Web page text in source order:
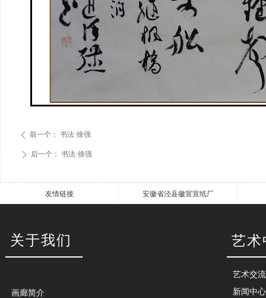
ꄴ 前一个： 书法·徐强
ꄲ 后一个： 书法·徐强
关于我们
画廊简介
艺术
艺术交流
新闻中心
友情链接 安徽省泾县徽宣宣纸厂